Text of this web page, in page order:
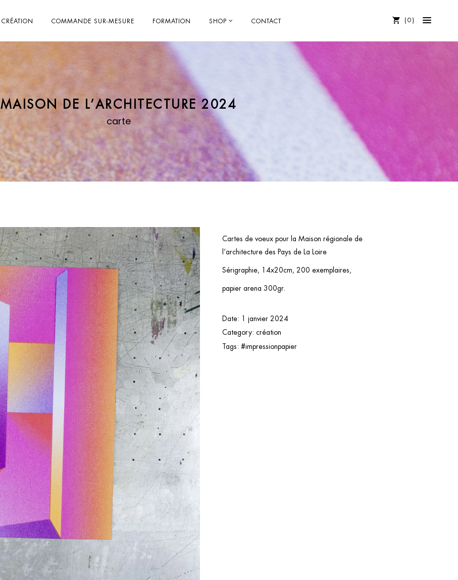
CRÉATION COMMANDE SUR-MESURE FORMATION SHOP CONTACT 0
MAISON DE L’ARCHITECTURE 2024
carte
Cartes de voeux pour la Maison régionale de
l’architecture des Pays de La Loire
Sérigraphie, 14x20cm, 200 exemplaires,
papier arena 300gr.
Date: 1 janvier 2024
Category: création
Tags: #impressionpapier